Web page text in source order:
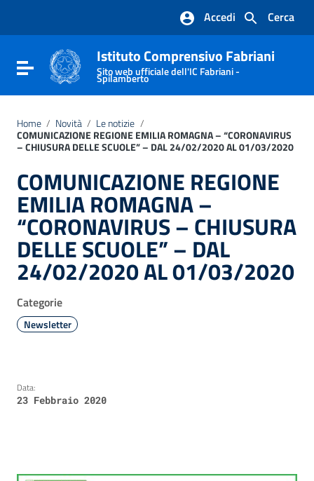
Vai al footer
Cerca
Accedi
Attiva / disattiva la navigazione
Istituto Comprensivo Fabriani
Sito web ufficiale dell'IC Fabriani -
Spilamberto
Home / Novità / Le notizie /
COMUNICAZIONE REGIONE EMILIA ROMAGNA – “CORONAVIRUS
– CHIUSURA DELLE SCUOLE” – DAL 24/02/2020 AL 01/03/2020
COMUNICAZIONE REGIONE
EMILIA ROMAGNA –
“CORONAVIRUS – CHIUSURA
DELLE SCUOLE” – DAL
24/02/2020 AL 01/03/2020
Categorie
Newsletter
Data:
23 Febbraio 2020